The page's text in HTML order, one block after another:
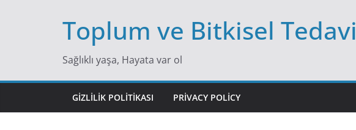
Toplum ve Bitkisel Tedavi
Sağlıklı yaşa, Hayata var ol
GIZLILIK POLITIKASI PRIVACY POLICY